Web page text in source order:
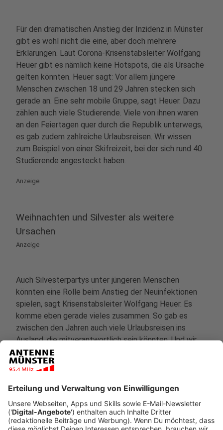
Für den dramatischen Anstieg der Inzidenz in Münster
gibt es wohl nicht die eine, aber doch mehrere
Erklärungen. Laut Corona-Krisenstabsleiter Wolfgang
Heuer gibt es nämlich keine Hotspots, die als Ursache
gelten könnten. Heuer sagt: Vor allem jüngere
Menschen zwischen 18 und 29 Jahren stecken sich
gerade an. Eine sehr mobile Gruppe, sagt Heuer. Dazu
zählen auch viele Studierende. Viele von ihnen waren
an den Feiertagen quer durch die Republik unterwegs,
es gab zudem zahlreiche Urlaubsreisen. Wir wissen
zum Beispiel von einer Skifreizeit, bei der sich rund 40
Studierende angesteckt haben.
Anzeige
Weihnachten und Silvester als weitere
Ursachen
Anzeige
Auch Silvesterpartys unter jüngeren Menschen
könnten eine Rolle beim Anstieg der Neuinfektionen
spielen, sagt Krisenstabsleiter Wolfgang Heuer. Es
komme eben gerade vieles zusammen. So gab es
zwischen den Jahren auch viele Urlaubsreisen ins
Ausland, die mitverantwortlich sein könnten. Und wir
hören auch immer wieder von Familien, bei denen sich
wirklich komplett jede und jeder angesteckt hat. Nach
wahrscheinlich, wenn Omikron im Spiel ist.
Anzeige